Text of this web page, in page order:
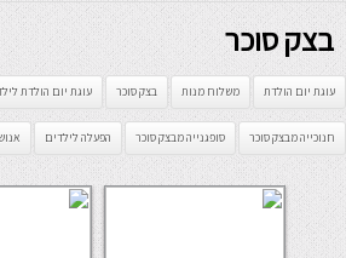
בצק סוכר
עוגת יום הולדת משלוח מנות בצק סוכר עוגת יום הולדת
חנוכייה מבצק סוכר סופגנייה מבצק סוכר הפעלה לילדים